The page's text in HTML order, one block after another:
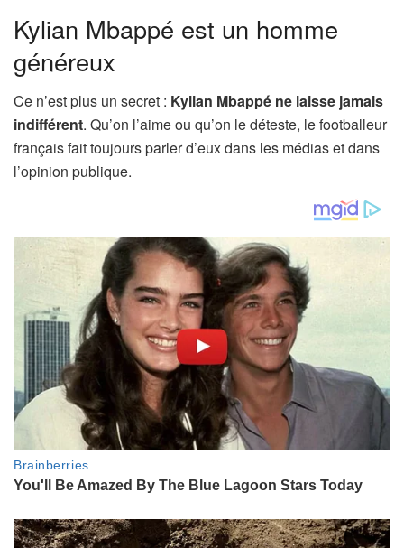
Kylian Mbappé est un homme
généreux
Ce n’est plus un secret : Kylian Mbappé ne laisse jamais
indifférent. Qu’on l’aime ou qu’on le déteste, le footballeur
français fait toujours parler d’eux dans les médias et dans
l’opinion publique.